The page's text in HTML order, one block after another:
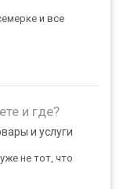
и все
и где?
и услуги
не тот, что